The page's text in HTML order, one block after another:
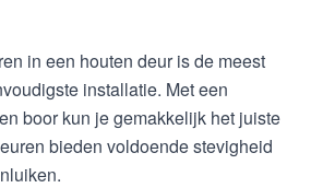
in een houten deur is de meest
installatie. Met een
boor kun je gemakkelijk het juiste
bieden voldoende stevigheid